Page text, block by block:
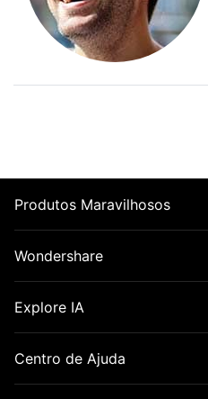
Produtos Maravilhosos
Wondershare
Explore IA
Centro de Ajuda